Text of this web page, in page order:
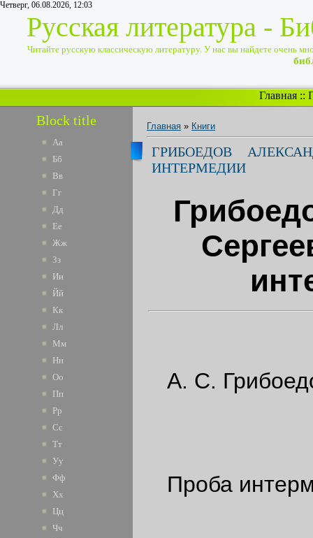
Четверг, 06.08.2026, 12:03
Русская литература -
Читайте русскую классическую литературу. У нас вы найдете очень
Главная ::
Block title
Аа
Бб
Вв
Гг
Дд
Ее
Жж
Зз
Ии
Йй
Кк
Лл
Мм
Нн
Оо
Пп
Рр
Сс
Тт
Уу
Фф
Хх
Цц
Чч
Главная » Книги
ГРИБОЕДОВ
ИНТЕРМЕДИИ
А. С.
Проба